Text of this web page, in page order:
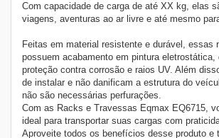
Com capacidade de carga de até XX kg, elas
viagens, aventuras ao ar livre e até mesmo
Feitas em material resistente e durável, essas
possuem acabamento em pintura eletrostática,
proteção contra corrosão e raios UV. Além
de instalar e não danificam a estrutura do
não são necessárias perfurações.
Com as Racks e Travessas Eqmax EQ6715,
ideal para transportar suas cargas com
Aproveite todos os benefícios desse produto e